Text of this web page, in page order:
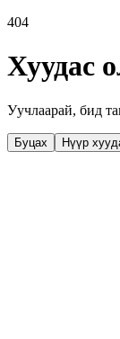
404
Хуудас
Уучлаарай, бид
Буцах Нүүр